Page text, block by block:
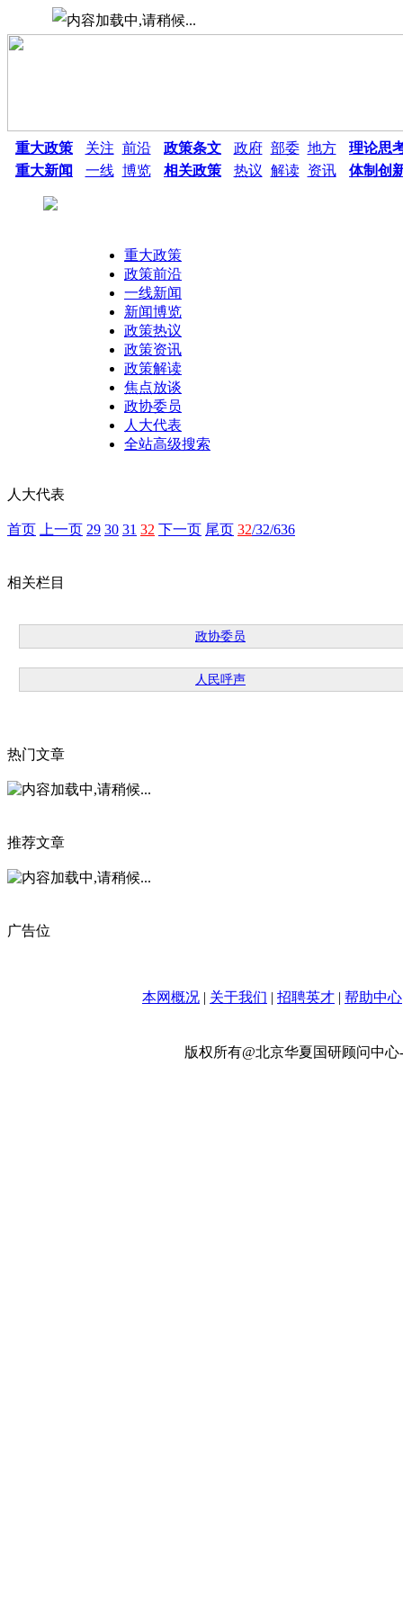
重大政策 关注 前沿 政策条文 政府 部委 地方
理论思
重大新闻
一线 博览 相关政策 热议 解读 资讯 体制创
重大政策
政策前沿
一线新闻
新闻博览
政策热议
政策资讯
政策解读
焦点放谈
政协委员
人大代表
全站高级搜索
人大代表
首页 上一页 29 30 31 32 下一页 尾页 32/32/636
相关栏目
政协委员
人民呼声
热门文章
推荐文章
广告位
本网概况 | 关于我们 | 招聘英才 | 帮助中心
版权所有@北京华夏国研顾问中心